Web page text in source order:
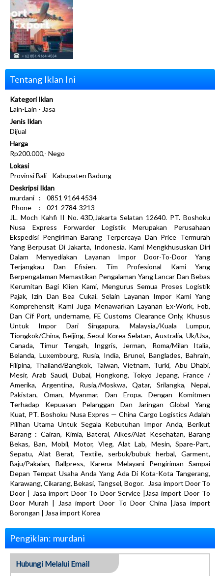
Tentang Iklan Ini
Kategori Iklan
Lain-Lain - Jasa
Jenis Iklan
Dijual
Harga
Rp200.000,- Nego
Lokasi
Provinsi Bali - Kabupaten Badung
Deskripsi Iklan
murdani : 0851 9164 4534
Phone : 021-2784-3213
JL. Moch Kahfi II No. 43D,Jakarta Selatan 12640. PT. Boshoku
Nusa Express Forwarder Logistik Merupakan Perusahaan
Ekspedisi Pengiriman Barang Terpercaya Dan Price Termurah
Yang Berpusat Di Jakarta, Indonesia. Kami Mengkhususkan Diri
Dalam Menyediakan Layanan Impor Door-To-Door Yang
Terjangkau Dan Efisien. Tim Profesional Kami Yang
Berpengalaman Memastikan Pengalaman Yang Lancar Dan Bebas
Kerumitan Bagi Klien Kami, Mengurus Semua Proses Logistik
Pajak, Izin Dan Bea Cukai. Selain Layanan Impor Kami Yang
Komprehensif, Kami Juga Menawarkan Layanan Ex-Work, Fob,
Dan Cif Port, undername, FE Customs Clearance Only, Khusus
Untuk Impor Dari Singapura, Malaysia,/Kuala Lumpur,
Tiongkok/China, Beijing, Seoul Korea Selatan, Australia, Uk/Usa,
Canada, Timur Tengah, Inggris, Jerman, Roma/Milan Italia,
Belanda, Luxembourg, Rusia, India, Brunei, Banglades, Bahrain,
Filipina, Thailand/Bangkok, Taiwan, Vietnam, Turki, Abu Dhabi,
Mesir, Arab Saudi, Dubai, Hongkong, Tokyo Jepang, France /
Amerika, Argentina, Rusia,/Moskwa, Qatar, Srilangka, Nepal,
Pakistan, Oman, Myanmar, Dan Eropa. Dengan Komitmen
Terhadap Kepuasan Pelanggan Dan Jaringan Global Yang
Kuat, PT. Boshoku Nusa Expres — China Cargo Logistics Adalah
Pilihan Utama Untuk Segala Kebutuhan Impor Anda, Berikut
Barang : Cairan, Kimia, Baterai, Alkes/Alat Kesehatan, Barang
Bekas, Ban, Mobil, Motor, Vleg, Alat Lab, Mesin, Spare-Part,
Sepatu, Alat Berat, Textile, serbuk/bubuk herbal, Garment,
Baju/Pakaian, Ballpress, Karena Melayani Pengiriman Sampai
Depan Tempat Usaha Anda Yang Ada Di Kota-Kota Tangerang,
Karawang, Cikarang, Bekasi, Tangsel, Bogor. Jasa import Door To
Door | Jasa import Door To Door Service |Jasa import Door To
Door Murah | Jasa import Door To Door China |Jasa import
Borongan | Jasa import Korea
Pengiklan: murdani
Hubungi Melalui Email